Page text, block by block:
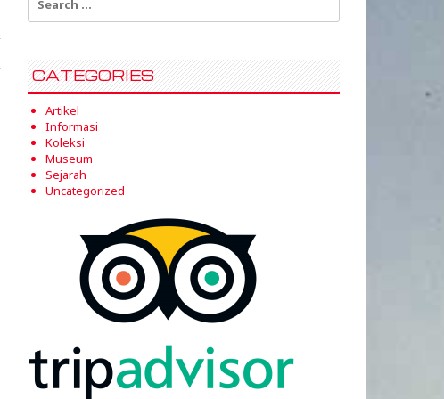
for:
CATEGORIES
Artikel
Informasi
Koleksi
Museum
Sejarah
Uncategorized